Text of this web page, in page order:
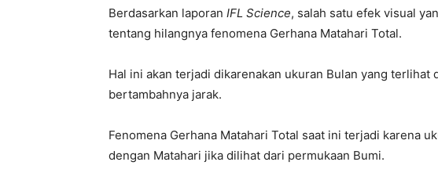
Berdasarkan laporan IFL Science, salah satu efek visual
tentang hilangnya fenomena Gerhana Matahari Total.
Hal ini akan terjadi dikarenakan ukuran Bulan yang
bertambahnya jarak.
Fenomena Gerhana Matahari Total saat ini terjadi karena
dengan Matahari jika dilihat dari permukaan Bumi.